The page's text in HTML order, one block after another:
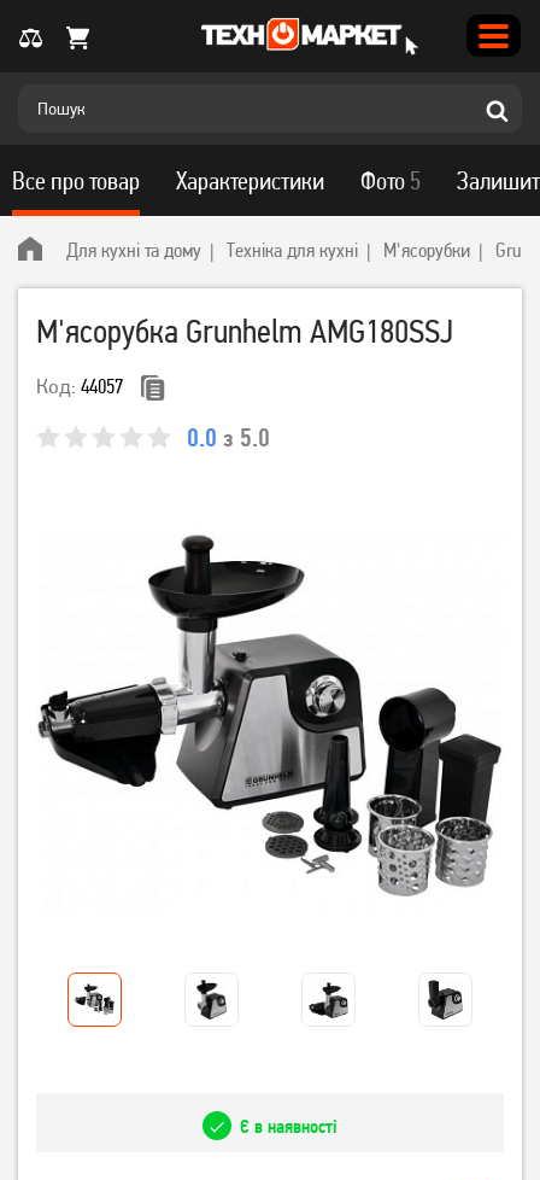
Для кухні та дому Техніка для кухні М'ясорубки
М'ясорубка Grunhelm AMG180SSJ
Код: 44057
0.0 з 5.0
Все про товар Характеристики Фото 5
Є в наявності